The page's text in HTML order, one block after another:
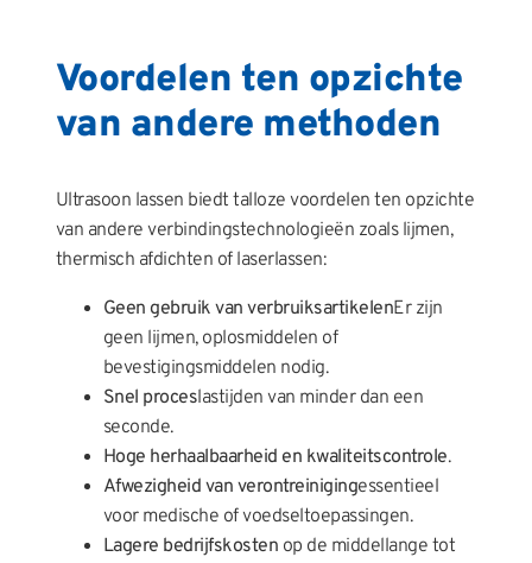
Voordelen ten opzichte
van andere methoden
Ultrasoon lassen biedt talloze voordelen ten opzichte
van andere verbindingstechnologieën zoals lijmen,
thermisch afdichten of laserlassen:
Geen gebruik van verbruiksartikelenEr zijn
geen lijmen, oplosmiddelen of
bevestigingsmiddelen nodig.
Snel proceslastijden van minder dan een
seconde.
Hoge herhaalbaarheid en kwaliteitscontrole.
Afwezigheid van verontreinigingessentieel
voor medische of voedseltoepassingen.
Lagere bedrijfskosten op de middellange tot